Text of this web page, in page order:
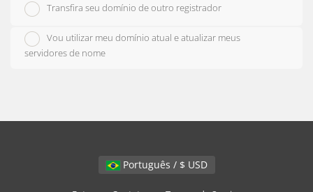
Transfira seu domínio de outro registrador
Vou utilizar meu domínio atual e atualizar meus
servidores de nome
Português / $ USD